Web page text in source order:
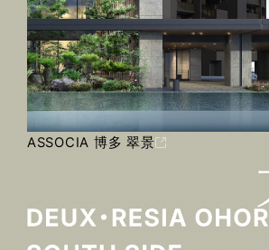
ASSOCIA 博多 翠景